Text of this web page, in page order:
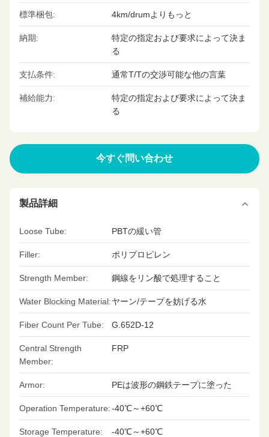
標準梱包: 4km/drumよりもっと
納期:
特定の指定および要求によって決ま
る
支払条件: 通常T/Tの交渉可能な他の言葉
補給能力:
特定の指定および要求によって決ま
る
今すぐ問い合わせ
製品詳細
Loose Tube: PBTの緩い管
Filler: ポリプロピレン
Strength Member: 鋼線をリン酸で処理すること
Water Blocking Material:ヤーン/テープを妨げる水
Fiber Count Per Tube: G.652D-12
Central Strength
Member:
FRP
Armor: PEは波形の鋼鉄テープに塗った
Operation Temperature:-40℃～+60℃
Storage Temperature: -40℃～+60℃